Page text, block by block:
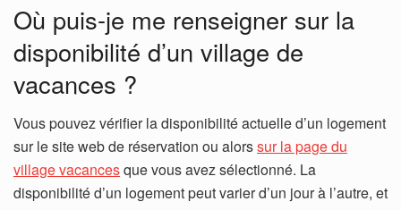
Où puis-je me renseigner sur la
disponibilité d’un village de
vacances ?
Vous pouvez vérifier la disponibilité actuelle d’un logement
sur le site web de réservation ou alorssur la page du
village vacancesque vous avez sélectionné. La
disponibilité d’un logement peut varier d’un jour à l’autre, et